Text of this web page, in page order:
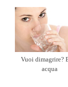
Vuoi dimagrire?
acqua